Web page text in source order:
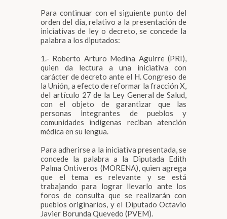
Para continuar con el siguiente punto del
orden del día, relativo a la presentación de
iniciativas de ley o decreto, se concede la
palabra a los diputados:
1.- Roberto Arturo Medina Aguirre (PRI),
quien da lectura a una iniciativa con
carácter de decreto ante el H. Congreso de
la Unión, a efecto de reformar la fracción X,
del artículo 27 de la Ley General de Salud,
con el objeto de garantizar que las
personas integrantes de pueblos y
comunidades indígenas reciban atención
médica en su lengua.
Para adherirse a la iniciativa presentada, se
concede la palabra a la Diputada Edith
Palma Ontiveros (MORENA), quien agrega
que el tema es relevante y se está
trabajando para lograr llevarlo ante los
foros de consulta que se realizarán con
pueblos originarios, y el Diputado Octavio
Javier Borunda Quevedo (PVEM).